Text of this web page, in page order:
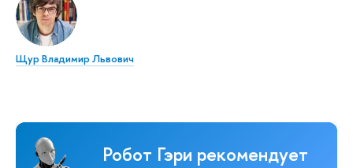
Щур Владимир Львович
Робот Гэри рекомендует